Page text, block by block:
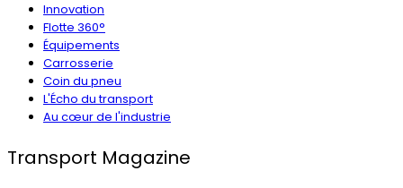
Innovation
Flotte 360°
Équipements
Carrosserie
Coin du pneu
L'Écho du transport
Au cœur de l'industrie
Transport Magazine